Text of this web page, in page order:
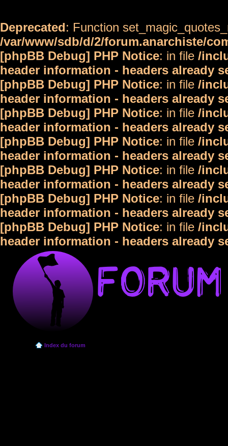
Deprecated: Function
/var/www/sdb/d/2/forum.anarchiste/
[phpBB Debug] PHP Notice: in file /
header information - headers already
[phpBB Debug] PHP Notice: in file /
header information - headers already
[phpBB Debug] PHP Notice: in file /
header information - headers already
[phpBB Debug] PHP Notice: in file /
header information - headers already
[phpBB Debug] PHP Notice: in file /
header information - headers already
[phpBB Debug] PHP Notice: in file /
header information - headers already
[phpBB Debug] PHP Notice: in file /
header information - headers already
Index du forum